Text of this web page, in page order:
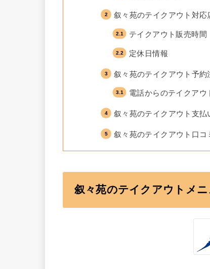
叙々苑のテイクアウト対応
テイクアウト販売時間
定休日情報
叙々苑のテイクアウト予約
電話からのテイクアウ
叙々苑のテイクアウト支払
叙々苑のテイクアウト口コ
叙々苑のテイクアウトメニ